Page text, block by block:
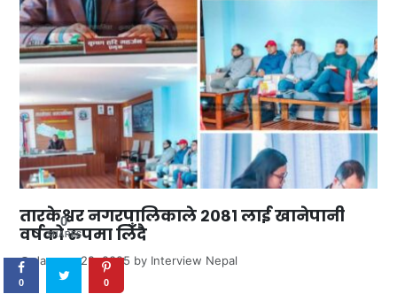
तारकेश्वर नगरपालिकाले २०८१ लाई खानेपानी
वर्षको रुपमा लिँदै
January 22, 2025 by Interview Nepal
0
SHARES
0 0